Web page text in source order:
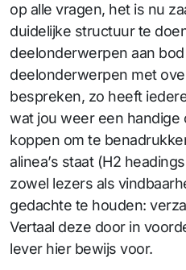
op alle vragen, het is nu
duidelijke structuur te
deelonderwerpen aan
deelonderwerpen met
bespreken, zo heeft
wat jou weer een handige
koppen om te
alinea’s staat (H2
zowel lezers als
gedachte te houden:
Vertaal deze door in
lever hier bewijs voor.